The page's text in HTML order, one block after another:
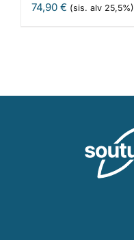
74,90 € (sis. alv 25,5%)